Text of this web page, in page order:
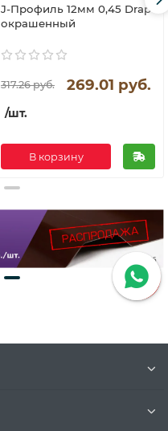
J-Профиль 12мм 0,45 Drap
окрашенный
317.26 руб. 269.01 руб.
/шт.
В корзину